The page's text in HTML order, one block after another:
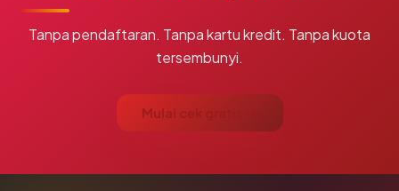
Tanpa pendaftaran. Tanpa kartu kredit. Tanpa kuota
tersembunyi.
Mulai cek gratis →